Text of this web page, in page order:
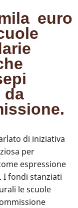
euro
di iniziativa
per
espressione
I fondi stanziati
le scuole